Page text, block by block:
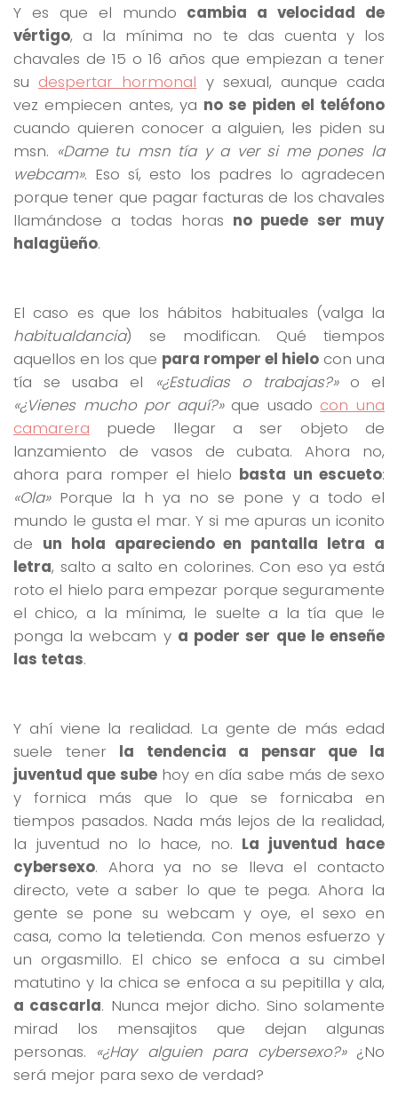
Y es que el mundo cambia a velocidad de
vértigo, a la mínima no te das cuenta y los
chavales de 15 o 16 años que empiezan a tener
su despertar hormonal y sexual, aunque cada
vez empiecen antes, ya no se piden el teléfono
cuando quieren conocer a alguien, les piden su
msn. «Dame tu msn tía y a ver si me pones la
webcam». Eso sí, esto los padres lo agradecen
porque tener que pagar facturas de los chavales
llamándose a todas horas no puede ser muy
halagüeño.
El caso es que los hábitos habituales (valga la
habitualdancia) se modifican. Qué tiempos
aquellos en los que para romper el hielo con una
tía se usaba el
«¿Estudias o trabajas?»o el
«¿Vienes mucho por aquí?»que usado con una
camarera puede llegar a ser objeto de
lanzamiento de vasos de cubata. Ahora no,
ahora para romper el hielo basta un escueto:
«Ola»Porque la h ya no se pone y a todo el
mundo le gusta el mar. Y si me apuras un iconito
de un hola apareciendo en pantalla letra a
letra, salto a salto en colorines. Con eso ya está
roto el hielo para empezar porque seguramente
el chico, a la mínima, le suelte a la tía que le
ponga la webcam y a poder ser que le enseñe
las tetas.
Y ahí viene la realidad. La gente de más edad
suele tener la tendencia a pensar que la
juventud que subehoy en día sabe más de sexo
y fornica más que lo que se fornicaba en
tiempos pasados. Nada más lejos de la realidad,
la juventud no lo hace, no. La juventud hace
cybersexo. Ahora ya no se lleva el contacto
directo, vete a saber lo que te pega. Ahora la
gente se pone su webcam y oye, el sexo en
casa, como la teletienda. Con menos esfuerzo y
un orgasmillo. El chico se enfoca a su cimbel
matutino y la chica se enfoca a su pepitilla y ala,
a cascarla. Nunca mejor dicho. Sino solamente
mirad los mensajitos que dejan algunas
personas. «¿Hay alguien para cybersexo?»¿No
será mejor para sexo de verdad?